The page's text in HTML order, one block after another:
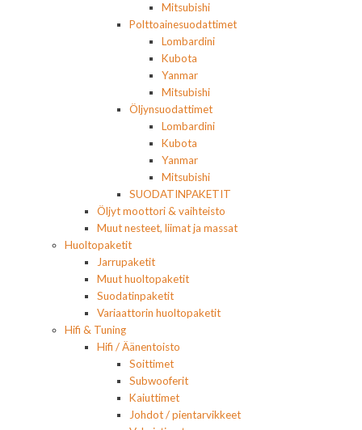
Mitsubishi
Polttoainesuodattimet
Lombardini
Kubota
Yanmar
Mitsubishi
Öljynsuodattimet
Lombardini
Kubota
Yanmar
Mitsubishi
SUODATINPAKETIT
Öljyt moottori & vaihteisto
Muut nesteet, liimat ja massat
Huoltopaketit
Jarrupaketit
Muut huoltopaketit
Suodatinpaketit
Variaattorin huoltopaketit
Hifi & Tuning
Hifi / Äänentoisto
Soittimet
Subwooferit
Kaiuttimet
Johdot / pientarvikkeet